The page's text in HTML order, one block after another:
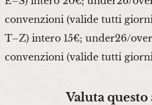
convenzioni (valide tutti
T–Z) intero 15€; under26/
convenzioni (valide tutti
Valuta